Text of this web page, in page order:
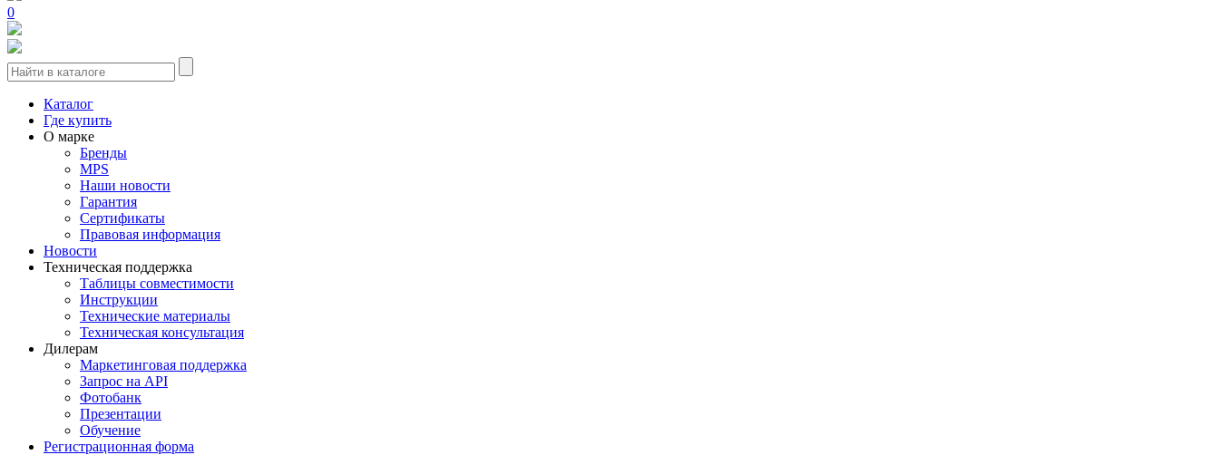
0
Каталог
Где купить
О марке
Бренды
MPS
Наши новости
Гарантия
Сертификаты
Правовая информация
Новости
Техническая поддержка
Таблицы совместимости
Инструкции
Технические материалы
Техническая консультация
Дилерам
Маркетинговая поддержка
Запрос на API
Фотобанк
Презентации
Обучение
Регистрационная форма